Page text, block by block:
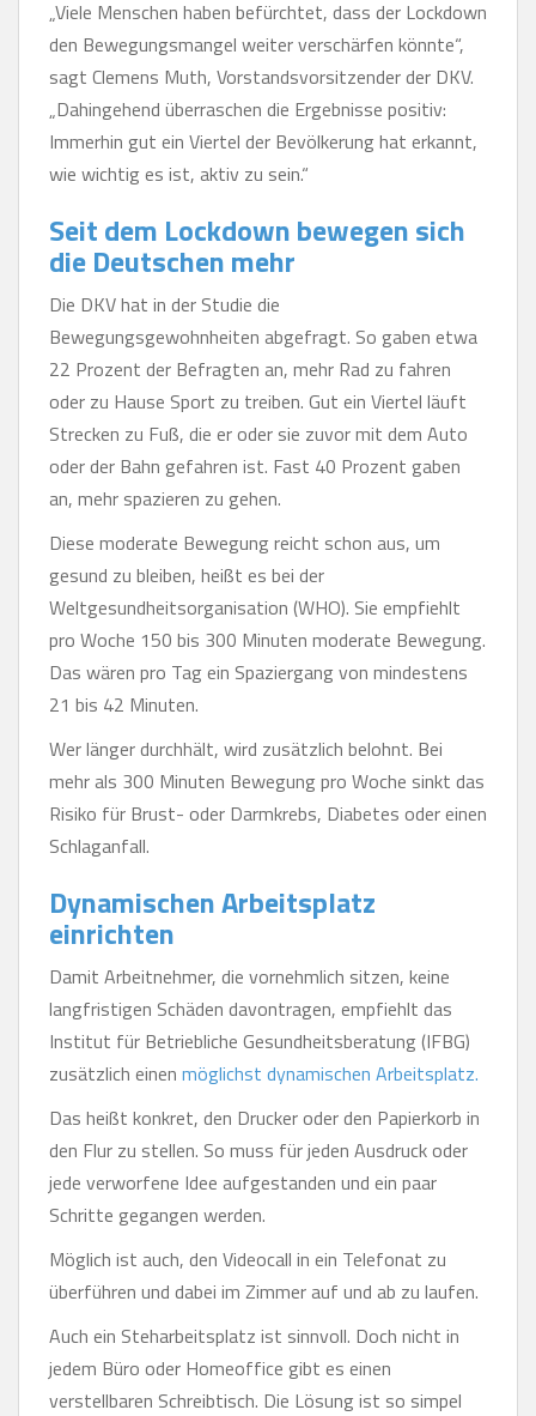
„Viele Menschen haben befürchtet, dass der Lockdown
den Bewegungsmangel weiter verschärfen könnte“,
sagt Clemens Muth, Vorstandsvorsitzender der DKV.
„Dahingehend überraschen die Ergebnisse positiv:
Immerhin gut ein Viertel der Bevölkerung hat erkannt,
wie wichtig es ist, aktiv zu sein.“
Seit dem Lockdown bewegen sich
die Deutschen mehr
Die DKV hat in der Studie die
Bewegungsgewohnheiten abgefragt. So gaben etwa
22 Prozent der Befragten an, mehr Rad zu fahren
oder zu Hause Sport zu treiben. Gut ein Viertel läuft
Strecken zu Fuß, die er oder sie zuvor mit dem Auto
oder der Bahn gefahren ist. Fast 40 Prozent gaben
an, mehr spazieren zu gehen.
Diese moderate Bewegung reicht schon aus, um
gesund zu bleiben, heißt es bei der
Weltgesundheitsorganisation (WHO). Sie empfiehlt
pro Woche 150 bis 300 Minuten moderate Bewegung.
Das wären pro Tag ein Spaziergang von mindestens
21 bis 42 Minuten.
Wer länger durchhält, wird zusätzlich belohnt. Bei
mehr als 300 Minuten Bewegung pro Woche sinkt das
Risiko für Brust- oder Darmkrebs, Diabetes oder einen
Schlaganfall.
Dynamischen Arbeitsplatz
einrichten
Damit Arbeitnehmer, die vornehmlich sitzen, keine
langfristigen Schäden davontragen, empfiehlt das
Institut für Betriebliche Gesundheitsberatung (IFBG)
zusätzlich einen möglichst dynamischen Arbeitsplatz.
Das heißt konkret, den Drucker oder den Papierkorb in
den Flur zu stellen. So muss für jeden Ausdruck oder
jede verworfene Idee aufgestanden und ein paar
Schritte gegangen werden.
Möglich ist auch, den Videocall in ein Telefonat zu
überführen und dabei im Zimmer auf und ab zu laufen.
Auch ein Steharbeitsplatz ist sinnvoll. Doch nicht in
jedem Büro oder Homeoffice gibt es einen
verstellbaren Schreibtisch. Die Lösung ist so simpel